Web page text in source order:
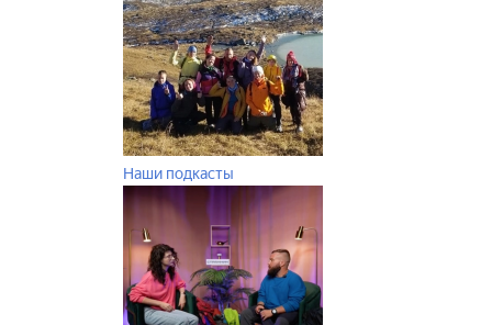
Наши подкасты